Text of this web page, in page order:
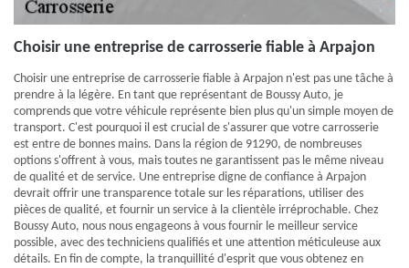
Choisir une entreprise de carrosserie fiable à Arpajon
Choisir une entreprise de carrosserie fiable à Arpajon n'est pas une tâche à
prendre à la légère. En tant que représentant de Boussy Auto, je
comprends que votre véhicule représente bien plus qu'un simple moyen de
transport. C'est pourquoi il est crucial de s'assurer que votre carrosserie
est entre de bonnes mains. Dans la région de 91290, de nombreuses
options s'offrent à vous, mais toutes ne garantissent pas le même niveau
de qualité et de service. Une entreprise digne de confiance à Arpajon
devrait offrir une transparence totale sur les réparations, utiliser des
pièces de qualité, et fournir un service à la clientèle irréprochable. Chez
Boussy Auto, nous nous engageons à vous fournir le meilleur service
possible, avec des techniciens qualifiés et une attention méticuleuse aux
détails. En fin de compte, la tranquillité d'esprit que vous obtenez en